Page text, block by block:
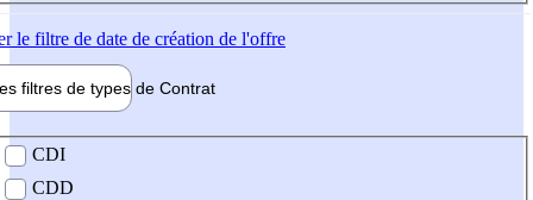
le filtre de date de création de l'offre
filtres de types de Contrat
contrat
CDI
CDD